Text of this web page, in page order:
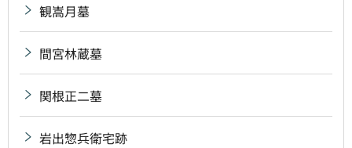
観嵩月墓
間宮林蔵墓
関根正二墓
岩出惣兵衛宅跡